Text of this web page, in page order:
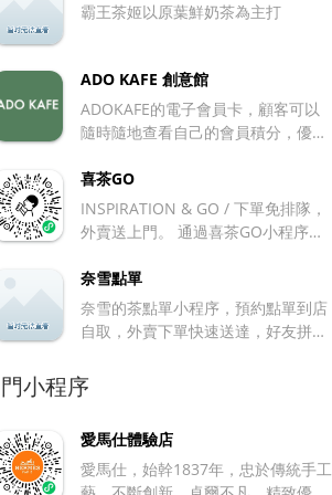
以通過專星送把咖啡送上門。
霸王茶姬以原葉鮮奶茶為主打
ADO KAFE 創意館
ADOKAFE的電子會員卡，顧客可以
隨時隨地查看自己的會員積分，優惠
喜茶GO
INSPIRATION & GO / 下單免排隊，
外賣送上門。 通過喜茶GO小程序，
付付款。同時為用戶提供預計製作時
間及取餐實時提醒。
奈雪點單
奈雪的茶點單小程序，預約點單到店
自取，外賣下單快速送達，好友拼單
小程序
愛馬仕體驗店
愛馬仕，始幹1837年，忠於傳統手工